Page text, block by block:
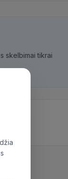
skelbimai tikrai